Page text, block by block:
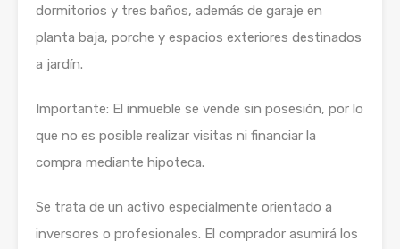
dormitorios y tres baños, además de garaje en
planta baja, porche y espacios exteriores destinados
a jardín.
Importante: El inmueble se vende sin posesión, por lo
que no es posible realizar visitas ni financiar la
compra mediante hipoteca.
Se trata de un activo especialmente orientado a
inversores o profesionales. El comprador asumirá los